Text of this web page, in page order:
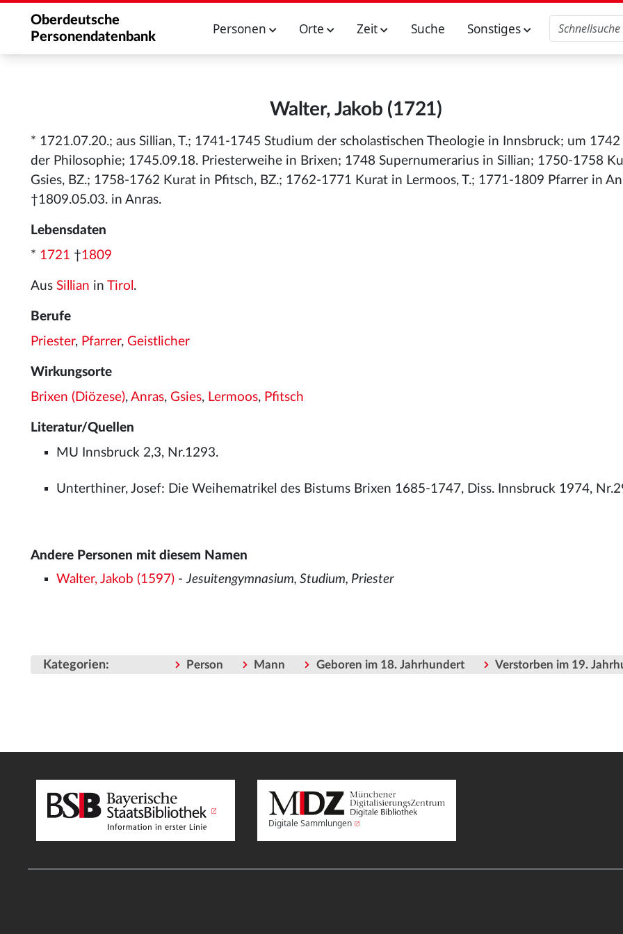
Oberdeutsche
Personendatenbank
Personen Orte Zeit Suche Sonstiges
Walter, Jakob (1721)
* 1721.07.20.; aus Sillian, T.; 1741-1745 Studium der scholastischen Theologie in Innsbruck; um
der Philosophie; 1745.09.18. Priesterweihe in Brixen; 1748 Supernumerarius in Sillian; 1750-1758
Gsies, BZ.; 1758-1762 Kurat in Pfitsch, BZ.; 1762-1771 Kurat in Lermoos, T.; 1771-1809 Pfarrer in
†1809.05.03. in Anras.
Lebensdaten
* 1721 †1809
Aus Sillian in Tirol .
Berufe
Priester, Pfarrer, Geistlicher
Wirkungsorte
Brixen (Diözese), Anras, Gsies, Lermoos, Pfitsch
Literatur/Quellen
MU Innsbruck 2,3, Nr.1293.
Unterthiner, Josef: Die Weihematrikel des Bistums Brixen 1685-1747, Diss. Innsbruck 1974,
Andere Personen mit diesem Namen
Walter, Jakob (1597) -Jesuitengymnasium, Studium, Priester
Kategorien: Person Mann Geboren im 18. Jahrhundert Verstorben im 19.
Digitale Sammlungen